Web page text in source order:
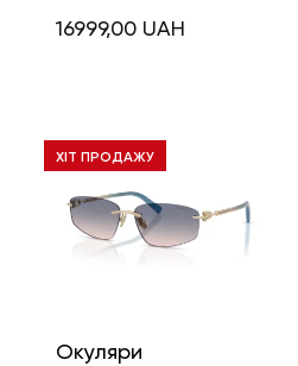
16999,00 UAH
ХІТ ПРОДАЖУ
Окуляри